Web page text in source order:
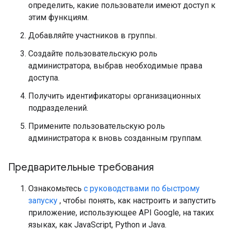
определить, какие пользователи имеют доступ к
этим функциям.
Добавляйте участников в группы.
Создайте пользовательскую роль
администратора, выбрав необходимые права
доступа.
Получить идентификаторы организационных
подразделений.
Примените пользовательскую роль
администратора к вновь созданным группам.
Предварительные требования
Ознакомьтесь с руководствами по быстрому
запуску , чтобы понять, как настроить и запустить
приложение, использующее API Google, на таких
языках, как JavaScript, Python и Java.